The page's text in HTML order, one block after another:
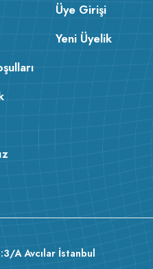
Üye Girişi
Yeni Üyelik
A Avcılar İstanbul